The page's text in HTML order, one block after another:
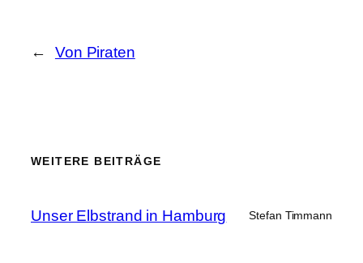
← Von Piraten
WEITERE BEITRÄGE
Unser Elbstrand in Hamburg Stefan Timmann